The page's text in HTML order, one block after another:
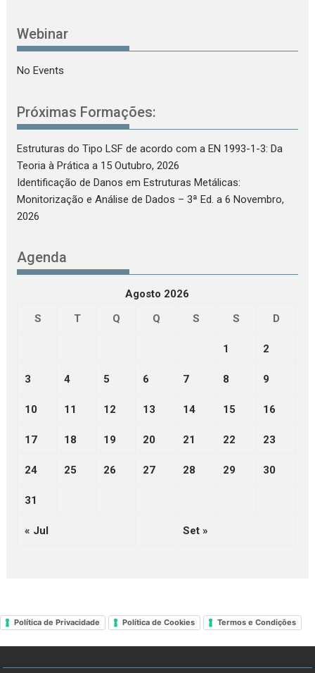
Webinar
No Events
Próximas Formações:
Estruturas do Tipo LSF de acordo com a EN 1993-1-3: Da
Teoria à Prática a 15 Outubro, 2026
Identificação de Danos em Estruturas Metálicas:
Monitorização e Análise de Dados – 3ª Ed. a 6 Novembro,
2026
Agenda
Agosto 2026
S
T Q Q S S D
1 2
3 4 5 6 7 8 9
10 11 12 13 14 15 16
17 18 19 20 21 22 23
24 25 26 27 28 29 30
31
« Jul Set »
Política de Privacidade Política de Cookies Termos e Condições